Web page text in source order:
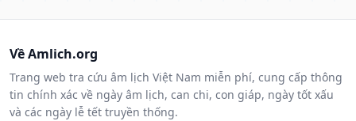
Về Amlich.org
Trang web tra cứu âm lịch Việt Nam miễn phí, cung cấp thông
tin chính xác về ngày âm lịch, can chi, con giáp, ngày tốt xấu
và các ngày lễ tết truyền thống.